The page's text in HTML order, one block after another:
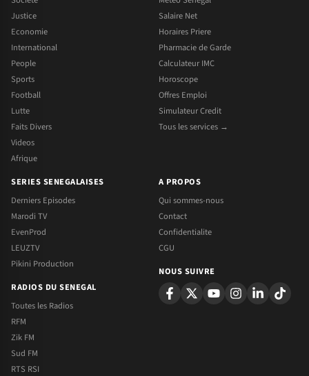
Justice
Economie
International
People
Sports
Football
Lutte
Faits Divers
Videos
Afrique
Salaire Net
Horaires Priere
Pharmacie de Garde
Calculateur IMC
Horoscope
Offres Emploi
Simulateur Credit
Tous les services →
SERIES SENEGALAISES
Derniers Episodes
Marodi TV
EvenProd
LEUZTV
Pikini Production
RADIOS DU SENEGAL
Toutes les Radios
RFM
Zik FM
Sud FM
RTS RSI
A PROPOS
Qui sommes-nous
Contact
Confidentialite
CGU
NOUS SUIVRE